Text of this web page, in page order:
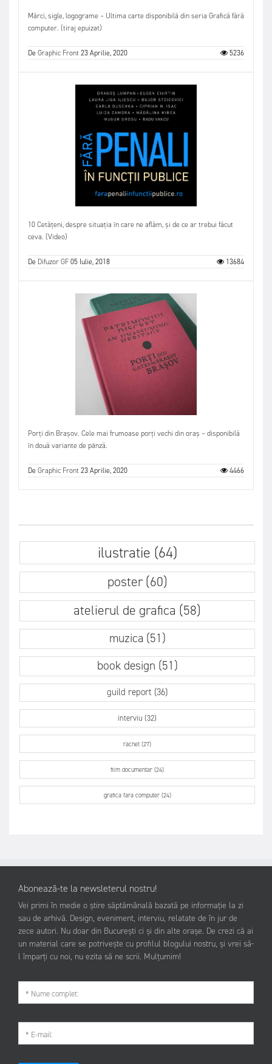
Mărci, sigle, logograme – Ultima carte disponibilă din seria Grafică fără
computer. (tiraj epuizat)
DeGraphic Front23 Aprilie, 2020 5236
10 Cetățeni, despre situația în care ne aflăm, și de ce ar trebui făcut
ceva. (Video)
De Difuzor GF05 Iulie, 2018 13684
Porți din Brașov. Cele mai frumoase porți vechi din oraș – disponibilă
în două variante de pânză.
DeGraphic Front23 Aprilie, 2020 4466
ilustratie (64)
poster (60)
atelierul de grafica (58)
muzica (51)
book design (51)
guild report (36)
interviu (32)
racnet (27)
film documentar (24)
grafica fara computer (24)
Abonează-te la newsleterul nostru!
Vei primi în medie o știre săptămânală bazată pe informație la zi
sau de arhivă. Design, eveniment, interviu, relatate de în jur de
zece autori. Nu doar din București ci și din alte orașe. De crezi că ai
un material care se potrivește cu profilul blogului nostru, și vrei să-
l împarți cu noi, nu ezita să ne scrii. Mulțumim!